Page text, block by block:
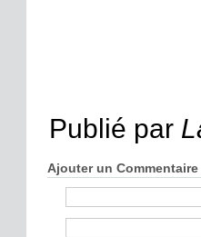
Publié par
Ajouter un Commentaire